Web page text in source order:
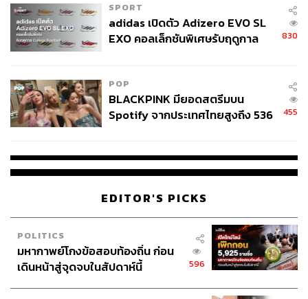
SPORT
adidas เปิดตัว Adizero EVO SL
EXO คอลเล็กชันพิเศษรับฤดูกาล
830
POP
BLACKPINK มียอดสตรีมบน
Spotify จากประเทศไทยสูงถึง 536
455
EDITOR'S PICKS
POLITICS
มหากาพย์โกงข้อสอบท้องถิ่น ก่อน
เดินหน้าสู่จุดจบในสัปดาห์นี้
596